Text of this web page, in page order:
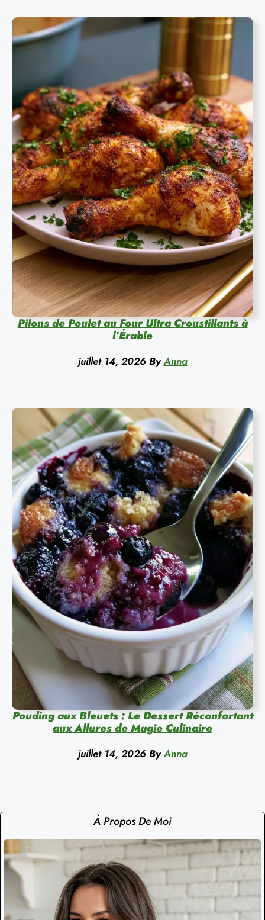
Pilons de Poulet au Four Ultra Croustillants à
l’Érable
juillet 14, 2026 By Anna
Pouding aux Bleuets : Le Dessert Réconfortant
aux Allures de Magie Culinaire
juillet 14, 2026 By Anna
À Propos De Moi